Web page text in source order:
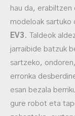
hau da, erabiltzen
modeloak sartuko
EV3 . Taldeok
jarraibide batzuk
sartzeko,
erronka
esan bezala
gure robot eta